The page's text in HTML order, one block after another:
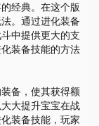
经典。在这个版
。通过进化装备
中提供更大的支
装备技能的方法
备，使其获得额
大提升宝宝在战
装备技能，玩家